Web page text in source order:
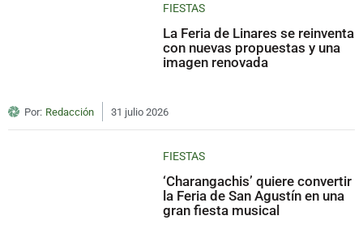
FIESTAS
La Feria de Linares se reinventa
con nuevas propuestas y una
imagen renovada
Por: Redacción 31 julio 2026
FIESTAS
‘Charangachis’ quiere convertir
la Feria de San Agustín en una
gran fiesta musical